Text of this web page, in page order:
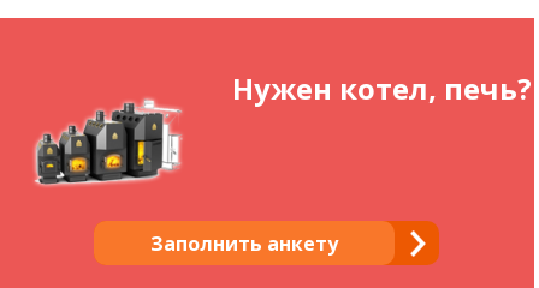
Нужен котел, печь?
Заполнить анкету